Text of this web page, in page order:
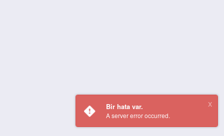
Bir hata var.
A server error occurred.